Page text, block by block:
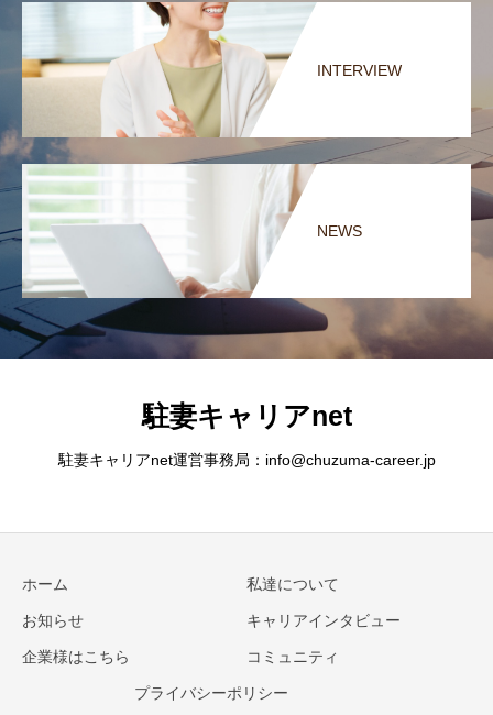
INTERVIEW
NEWS
駐妻キャリアnet
駐妻キャリアnet運営事務局：info@chuzuma-career.jp
ホーム 私達について
お知らせ キャリアインタビュー
企業様はこちら コミュニティ
プライバシーポリシー